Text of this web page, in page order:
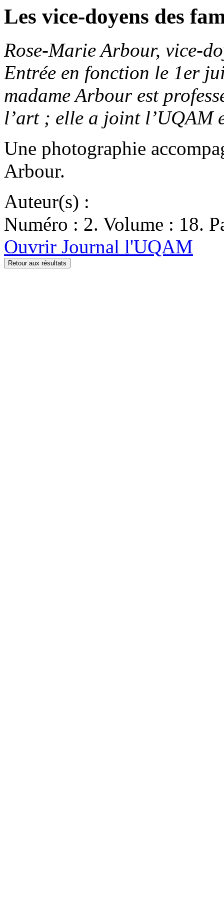
Les vice-doyens des
Rose-Marie Arbour, vice-
Entrée en fonction le 1er
madame Arbour est
l’art ; elle a joint l’UQAM
Une photographie
Arbour.
Auteur(s) :
Numéro : 2. Volume : 18.
Ouvrir Journal l'UQAM
Retour aux résultats